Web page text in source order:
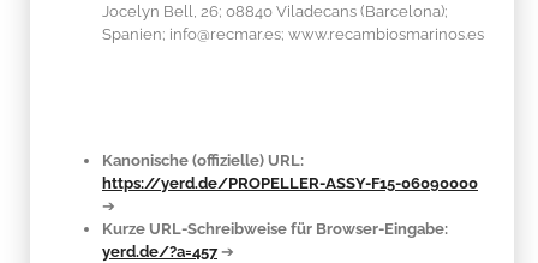
Jocelyn Bell, 26; 08840 Viladecans (Barcelona);
Spanien; info@recmar.es; www.recambiosmarinos.es
Kanonische (offizielle) URL:
https://yerd.de/PROPELLER-ASSY-F15-06090000
➔
Kurze URL-Schreibweise für Browser-Eingabe:
yerd.de/?a=457 ➔